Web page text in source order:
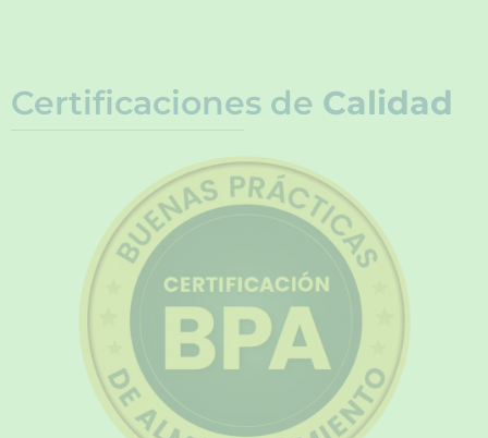
Certificaciones de Calidad